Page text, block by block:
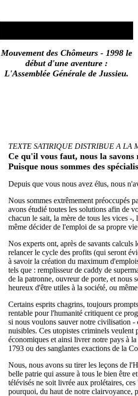
Mouvement des Chômeurs - 1998 le
début d'une aventure :
L'Assemblée Générale de Jussieu.
TEXTE SATIRIQUE DISTRIBUE A LA
Ce qu'il vous faut, nous la savons
Puisque nous sommes des
Depuis que vous nous avez élus, nous
Nous sommes extrêmement préoccupés
avons étudié toutes les solutions afin de
chacun le sait, la mère de tous les vices -
même décider de l'emploi de sa propre
Nos experts ont, après de savants
relancer le cycle des profits (qui seront
à savoir la création du maximum
tels que : remplisseur de caddy de
de la patronne, ouvreur de porte, et nous
heureux d'être utiles à la société, ou
Certains esprits chagrins, toujours
rentable pour l'humanité critiquent ce
si nous voulons sauver notre civilisation -
nuisibles. Ces utopistes criminels veulent
économiques et ainsi livrer notre pays à
1793 ou des sanglantes exactions de la
Nous, nous avons su tirer les leçons de
belle patrie qui assure à tous le bien être
télévisés ne soit livrée aux prolétaires,
pourquoi, du haut de notre clairvoyance,